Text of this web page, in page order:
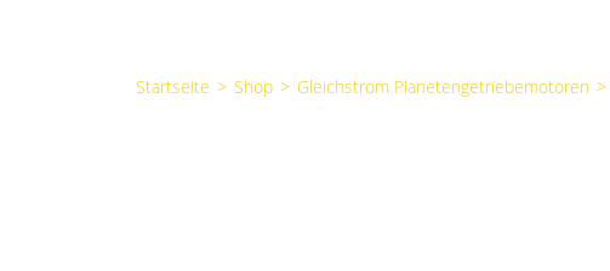
Startseite > Shop > Gleichstrom Planetengetriebemotoren >